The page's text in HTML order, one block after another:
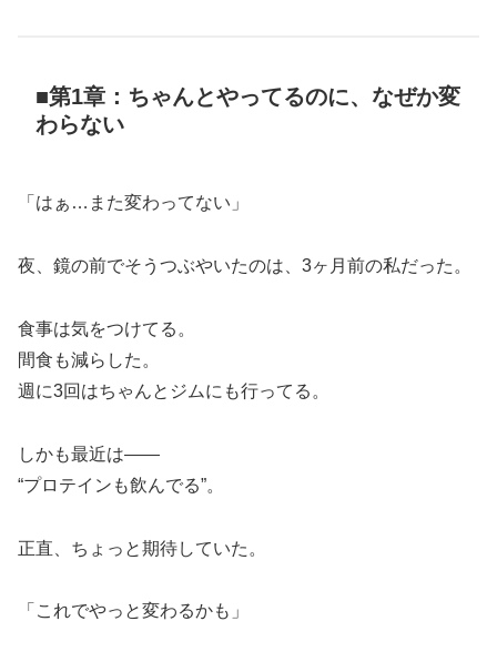
■第1章：ちゃんとやってるのに、なぜか変
わらない
「はぁ…また変わってない」
夜、鏡の前でそうつぶやいたのは、3ヶ月前の私だった。
食事は気をつけてる。
間食も減らした。
週に3回はちゃんとジムにも行ってる。
しかも最近は——
“プロテインも飲んでる”。
正直、ちょっと期待していた。
「これでやっと変わるかも」